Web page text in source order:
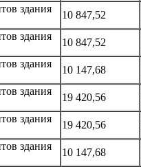
здания
10 847,52
здания
10 847,52
здания
10 147,68
здания
19 420,56
здания
19 420,56
здания
10 147,68